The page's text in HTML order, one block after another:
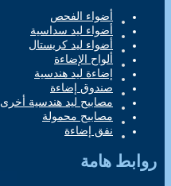
أضواء الفحص
أضواء ليد سداسية
أضواء ليد كريستال
ألواح الإضاءة
إضاءة ليد هندسية
صندوق إضاءة
مصابيح ليد هندسية أخرى
مصابيح محمولة
نفق إضاءة
روابط هامة